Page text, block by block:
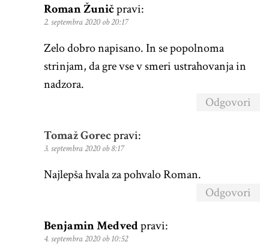
Roman Žuničpravi:
2. septembra 2020 ob 20:17
Zelo dobro napisano. In se popolnoma
strinjam, da gre vse v smeri ustrahovanja in
nadzora.
Odgovori
Tomaž Gorecpravi:
3. septembra 2020 ob 8:17
Najlepša hvala za pohvalo Roman.
Odgovori
Benjamin Medvedpravi:
4. septembra 2020 ob 10:52